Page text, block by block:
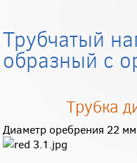
Трубчатый
образный с
Трубка
Диаметр оребрения 22